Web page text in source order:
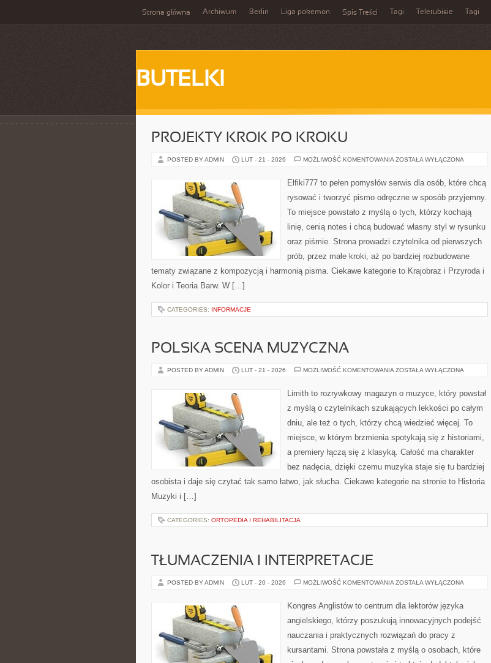
Strona główna Archiwum Berlin Liga pokemon Spis Treści Tagi Teletubisie Tagi
BUTELKI
PROJEKTY KROK PO KROKU
POSTED BY ADMIN LUT - 21 - 2026 MOŻLIWOŚĆ KOMENTOWANIA PROJEKTY
KROKU
ZOSTAŁA WYŁĄCZONA
Elfiki777 to pełen pomysłów serwis dla osób, które chcą
rysować i tworzyć pismo odręczne w sposób przyjemny.
To miejsce powstało z myślą o tych, którzy kochają
linię, cenią notes i chcą budować własny styl w rysunku
oraz piśmie. Strona prowadzi czytelnika od pierwszych
prób, przez małe kroki, aż po bardziej rozbudowane
tematy związane z kompozycją i harmonią pisma. Ciekawe kategorie to Krajobraz i Przyroda i
Kolor i Teoria Barw. W […]
CATEGORIES: INFORMACJE
POLSKA SCENA MUZYCZNA
POSTED BY ADMIN LUT - 21 - 2026 MOŻLIWOŚĆ KOMENTOWANIA POLSKA
ZOSTAŁA WYŁĄCZONA
Limith to rozrywkowy magazyn o muzyce, który powstał
z myślą o czytelnikach szukających lekkości po całym
dniu, ale też o tych, którzy chcą wiedzieć więcej. To
miejsce, w którym brzmienia spotykają się z historiami,
a premiery łączą się z klasyką. Całość ma charakter
bez nadęcia, dzięki czemu muzyka staje się tu bardziej
osobista i daje się czytać tak samo łatwo, jak słucha. Ciekawe kategorie na stronie to Historia
Muzyki i […]
CATEGORIES: ORTOPEDIA I REHABILITACJA
TŁUMACZENIA I INTERPRETACJE
POSTED BY ADMIN LUT - 20 - 2026 MOŻLIWOŚĆ KOMENTOWANIA TŁUMACZENIA
ZOSTAŁA WYŁĄCZONA
Kongres Anglistów to centrum dla lektorów języka
angielskiego, którzy poszukują innowacyjnych podejść
nauczania i praktycznych rozwiązań do pracy z
kursantami. Strona powstała z myślą o osobach, które